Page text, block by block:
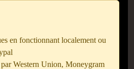
en fonctionnant localement ou
Western Union, Moneygram